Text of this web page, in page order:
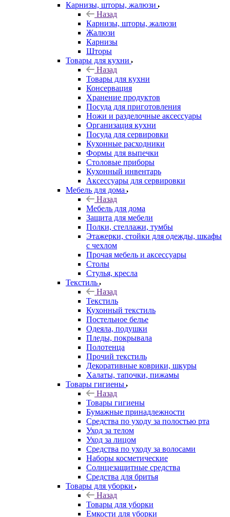
Карнизы, шторы, жалюзи
Назад
Карнизы, шторы, жалюзи
Жалюзи
Карнизы
Шторы
Товары для кухни
Назад
Товары для кухни
Консервация
Хранение продуктов
Посуда для приготовления
Ножи и разделочные аксессуары
Организация кухни
Посуда для сервировки
Кухонные расходники
Формы для выпечки
Столовые приборы
Кухонный инвентарь
Аксессуары для сервировки
Мебель для дома
Назад
Мебель для дома
Защита для мебели
Полки, стеллажи, тумбы
Этажерки, стойки для одежды, шкафы
с чехлом
Прочая мебель и аксессуары
Столы
Стулья, кресла
Текстиль
Назад
Текстиль
Кухонный текстиль
Постельное белье
Одеяла, подушки
Пледы, покрывала
Полотенца
Прочий текстиль
Декоративные коврики, шкуры
Халаты, тапочки, пижамы
Товары гигиены
Назад
Товары гигиены
Бумажные принадлежности
Средства по уходу за полостью рта
Уход за телом
Уход за лицом
Средства по уходу за волосами
Наборы косметические
Солнцезащитные средства
Средства для бритья
Товары для уборки
Назад
Товары для уборки
Емкости для уборки